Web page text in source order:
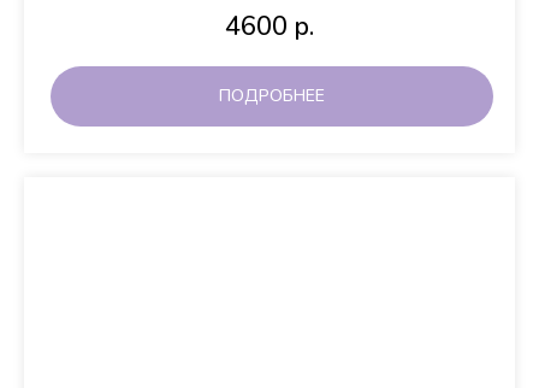
4600 р.
ПОДРОБНЕЕ